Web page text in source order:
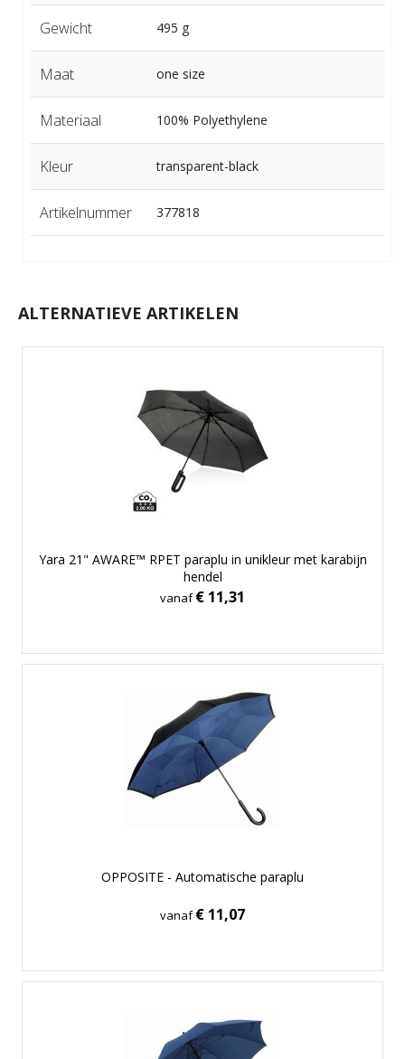
Gewicht 495 g
Maat one size
Materiaal 100% Polyethylene
Kleur transparent-black
Artikelnummer 377818
ALTERNATIEVE ARTIKELEN
Yara 21" AWARE™ RPET paraplu in unikleur met karabijn
hendel
vanaf€ 11,31
OPPOSITE - Automatische paraplu
vanaf€ 11,07